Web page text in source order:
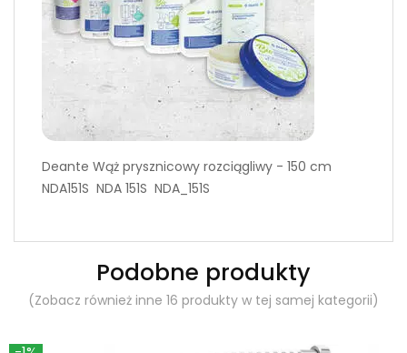
Deante Wąż prysznicowy rozciągliwy - 150 cm
NDA151S NDA 151S NDA_151S
Podobne produkty
(Zobacz również inne 16 produkty w tej samej kategorii)